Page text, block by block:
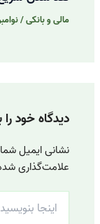
مالی و بانکی/نوامبر 12,
دیدگاه‌ خود
نشانی ایمیل
علامت‌گذاری
اینجا
بنویسید…